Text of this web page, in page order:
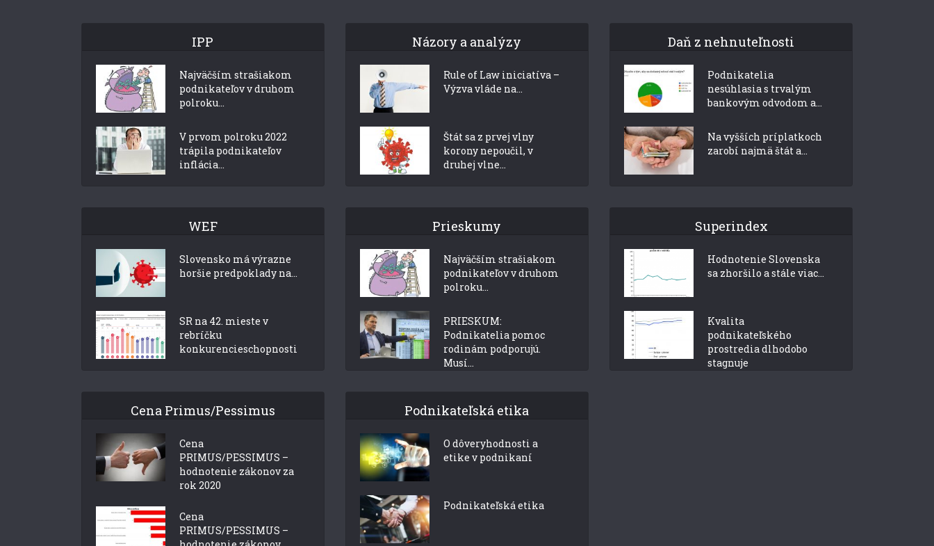
IPP
Najväčším strašiakom
podnikateľov v druhom
polroku...
V prvom polroku 2022
trápila podnikateľov
inflácia...
WEF
Slovensko má výrazne
horšie predpoklady na...
SR na 42. mieste v
rebríčku
konkurencieschopnosti
Cena Primus/Pessimus
Cena
PRIMUS/PESSIMUS –
hodnotenie zákonov za
rok 2020
Cena
PRIMUS/PESSIMUS –
Názory a analýzy
Rule of Law iniciatíva –
Výzva vláde na...
Štát sa z prvej vlny
korony nepoučil, v
druhej vlne...
Prieskumy
Najväčším strašiakom
podnikateľov v druhom
polroku...
PRIESKUM:
Podnikatelia pomoc
rodinám podporujú.
Musí...
Podnikateľská etika
O dôveryhodnosti a
etike v podnikaní
Podnikateľská etika
Daň z nehnuteľnosti
Podnikatelia
nesúhlasia s trvalým
bankovým odvodom a...
Na vyšších príplatkoch
zarobí najmä štát a...
Superindex
Hodnotenie Slovenska
sa zhoršilo a stále viac...
Kvalita
podnikateľského
prostredia dlhodobo
stagnuje